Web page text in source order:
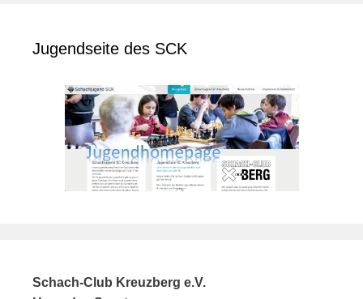
Jugendseite des SCK
Schach-Club Kreuzberg e.V.